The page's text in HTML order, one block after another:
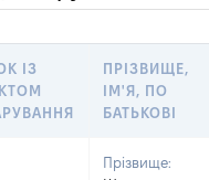
ІЗ
ПРІЗВИЩЕ,
ІМ'Я, ПО
БАТЬКОВІ
Прізвище: